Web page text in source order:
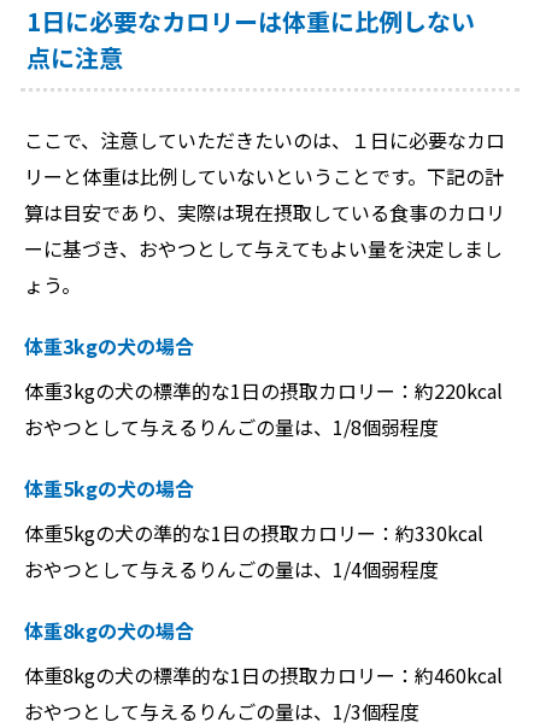
1日に必要なカロリーは体重に比例しない
点に注意
ここで、注意していただきたいのは、１日に必要なカロ
リーと体重は比例していないということです。下記の計
算は目安であり、実際は現在摂取している食事のカロリ
ーに基づき、おやつとして与えてもよい量を決定しまし
ょう。
体重3kgの犬の場合
体重3kgの犬の標準的な1日の摂取カロリー：約220kcal
おやつとして与えるりんごの量は、1/8個弱程度
体重5kgの犬の場合
体重5kgの犬の準的な1日の摂取カロリー：約330kcal
おやつとして与えるりんごの量は、1/4個弱程度
体重8kgの犬の場合
体重8kgの犬の標準的な1日の摂取カロリー：約460kcal
おやつとして与えるりんごの量は、1/3個程度